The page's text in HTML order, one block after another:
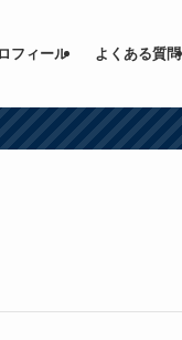
フィール よくある質問